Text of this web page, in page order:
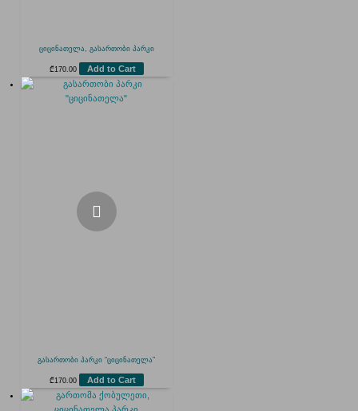
ციცინათელა, გასართობი პარკი
₾170.00 Add to Cart
გასართობი პარკი “ციცინათელა”
₾170.00 Add to Cart